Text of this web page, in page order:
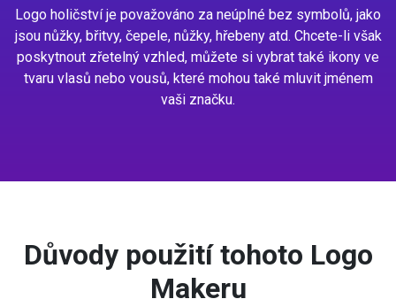
Logo holičství je považováno za neúplné bez symbolů, jako
jsou nůžky, břitvy, čepele, nůžky, hřebeny atd. Chcete-li však
poskytnout zřetelný vzhled, můžete si vybrat také ikony ve
tvaru vlasů nebo vousů, které mohou také mluvit jménem
vaši značku.
Důvody použití tohoto Logo
Makeru